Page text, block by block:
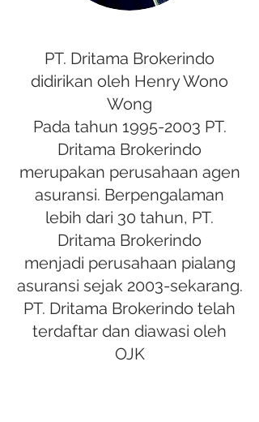
PT. Dritama Brokerindo
didirikan oleh Henry Wono
Wong
Pada tahun 1995-2003 PT.
Dritama Brokerindo
merupakan perusahaan agen
asuransi. Berpengalaman
lebih dari 30 tahun, PT.
Dritama Brokerindo
menjadi perusahaan pialang
asuransi sejak 2003-sekarang.
PT. Dritama Brokerindo telah
terdaftar dan diawasi oleh
OJK